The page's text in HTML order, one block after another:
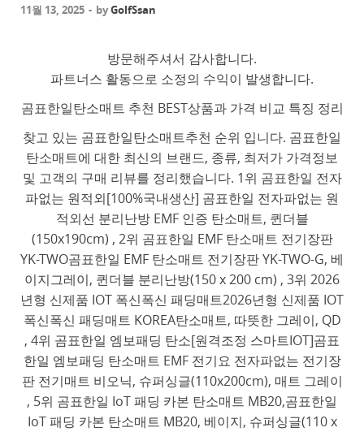
11월 13, 2025 - byGolfSsan
방문해주셔서 감사합니다.
파트너스 활동으로 소정의 수익이 발생합니다.
곰표한일탄소매트 추천 BEST상품과 가격 비교 특징 정리
찾고 있는 곰표한일탄소매트추천 순위 입니다. 곰표한일
탄소매트에 대한 최신의 브랜드, 종류, 최저가 가격정보
및 고객의 구매 리뷰를 정리했습니다. 1위 곰표한일 전자
파없는 원적외[100%국내생산] 곰표한일 전자파없는 원
적외선 분리난방 EMF 인증 탄소매트, 퀸더블
(150x190cm) , 2위 곰표한일 EMF 탄소매트 전기장판
YK-TWO곰표한일 EMF 탄소매트 전기장판 YK-TWO-G, 베
이지그레이, 퀸더블 분리난방(150 x 200 cm) , 3위 2026
년형 신제품 IOT 폭신폭신 패딩매트2026년형 신제품 IOT
폭신폭신 패딩매트 KOREA탄소매트, 따뜻한 그레이, QD
, 4위 곰표한일 엠보패딩 탄소[원격조정 스마트IOT]곰표
한일 엠보패딩 탄소매트 EMF 전기요 전자파없는 전기장
판 전기매트 비오닉, 슈퍼싱글(110x200cm), 매트 그레이
, 5위 곰표한일 IoT 패딩 카본 탄소매트 MB20,곰표한일
IoT 패딩 카본 탄소매트 MB20, 베이지, 슈퍼싱글(110 x